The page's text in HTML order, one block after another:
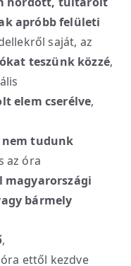
apróbb felületi
saját, az
teszünk közzé,
elem cserélve,
nem tudunk
az óra
magyarországi
bármely
,
óra ettől kezdve